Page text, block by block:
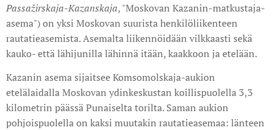
Passažirskaja-Kazanskaja, "Moskovan Kazanin-matkustaja-
asema") on yksi Moskovan suurista henkilöliikenteen
rautatieasemista. Asemalta liikennöidään vilkkaasti sekä
kauko- että lähijunilla lähinnä itään, kaakkoon ja etelään.
Kazanin asema sijaitsee Komsomolskaja-aukion
etelälaidalla Moskovan ydinkeskustan koillispuolella 3,3
kilometrin päässä Punaiselta torilta. Saman aukion
pohjoispuolella on kaksi muutakin rautatieasemaa: länteen